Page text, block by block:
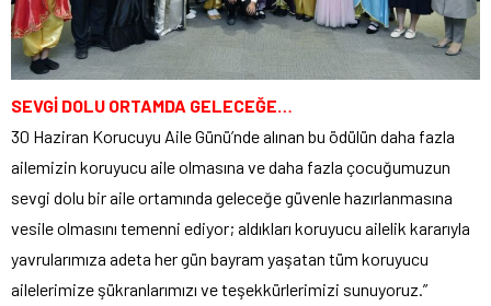
SEVGİ DOLU ORTAMDA GELECEĞE…
30 Haziran Korucuyu Aile Günü’nde alınan bu ödülün daha fazla
ailemizin koruyucu aile olmasına ve daha fazla çocuğumuzun
sevgi dolu bir aile ortamında geleceğe güvenle hazırlanmasına
vesile olmasını temenni ediyor; aldıkları koruyucu ailelik kararıyla
yavrularımıza adeta her gün bayram yaşatan tüm koruyucu
ailelerimize şükranlarımızı ve teşekkürlerimizi sunuyoruz.”